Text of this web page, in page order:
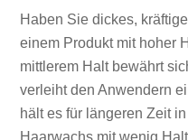
Haben Sie dickes,
einem Produkt mit hoher
mittlerem Halt bewährt
verleiht den Anwendern
hält es für längeren Zeit
Haarwachs mit wenig